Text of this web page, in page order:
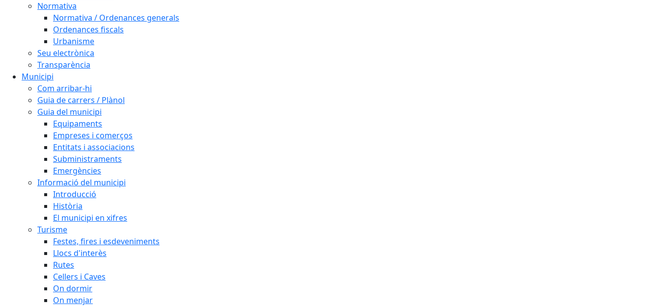
Normativa
Normativa / Ordenances generals
Ordenances fiscals
Urbanisme
Seu electrònica
Transparència
Municipi
Com arribar-hi
Guia de carrers / Plànol
Guia del municipi
Equipaments
Empreses i comerços
Entitats i associacions
Subministraments
Emergències
Informació del municipi
Introducció
Història
El municipi en xifres
Turisme
Festes, fires i esdeveniments
Llocs d'interès
Rutes
Cellers i Caves
On dormir
On menjar